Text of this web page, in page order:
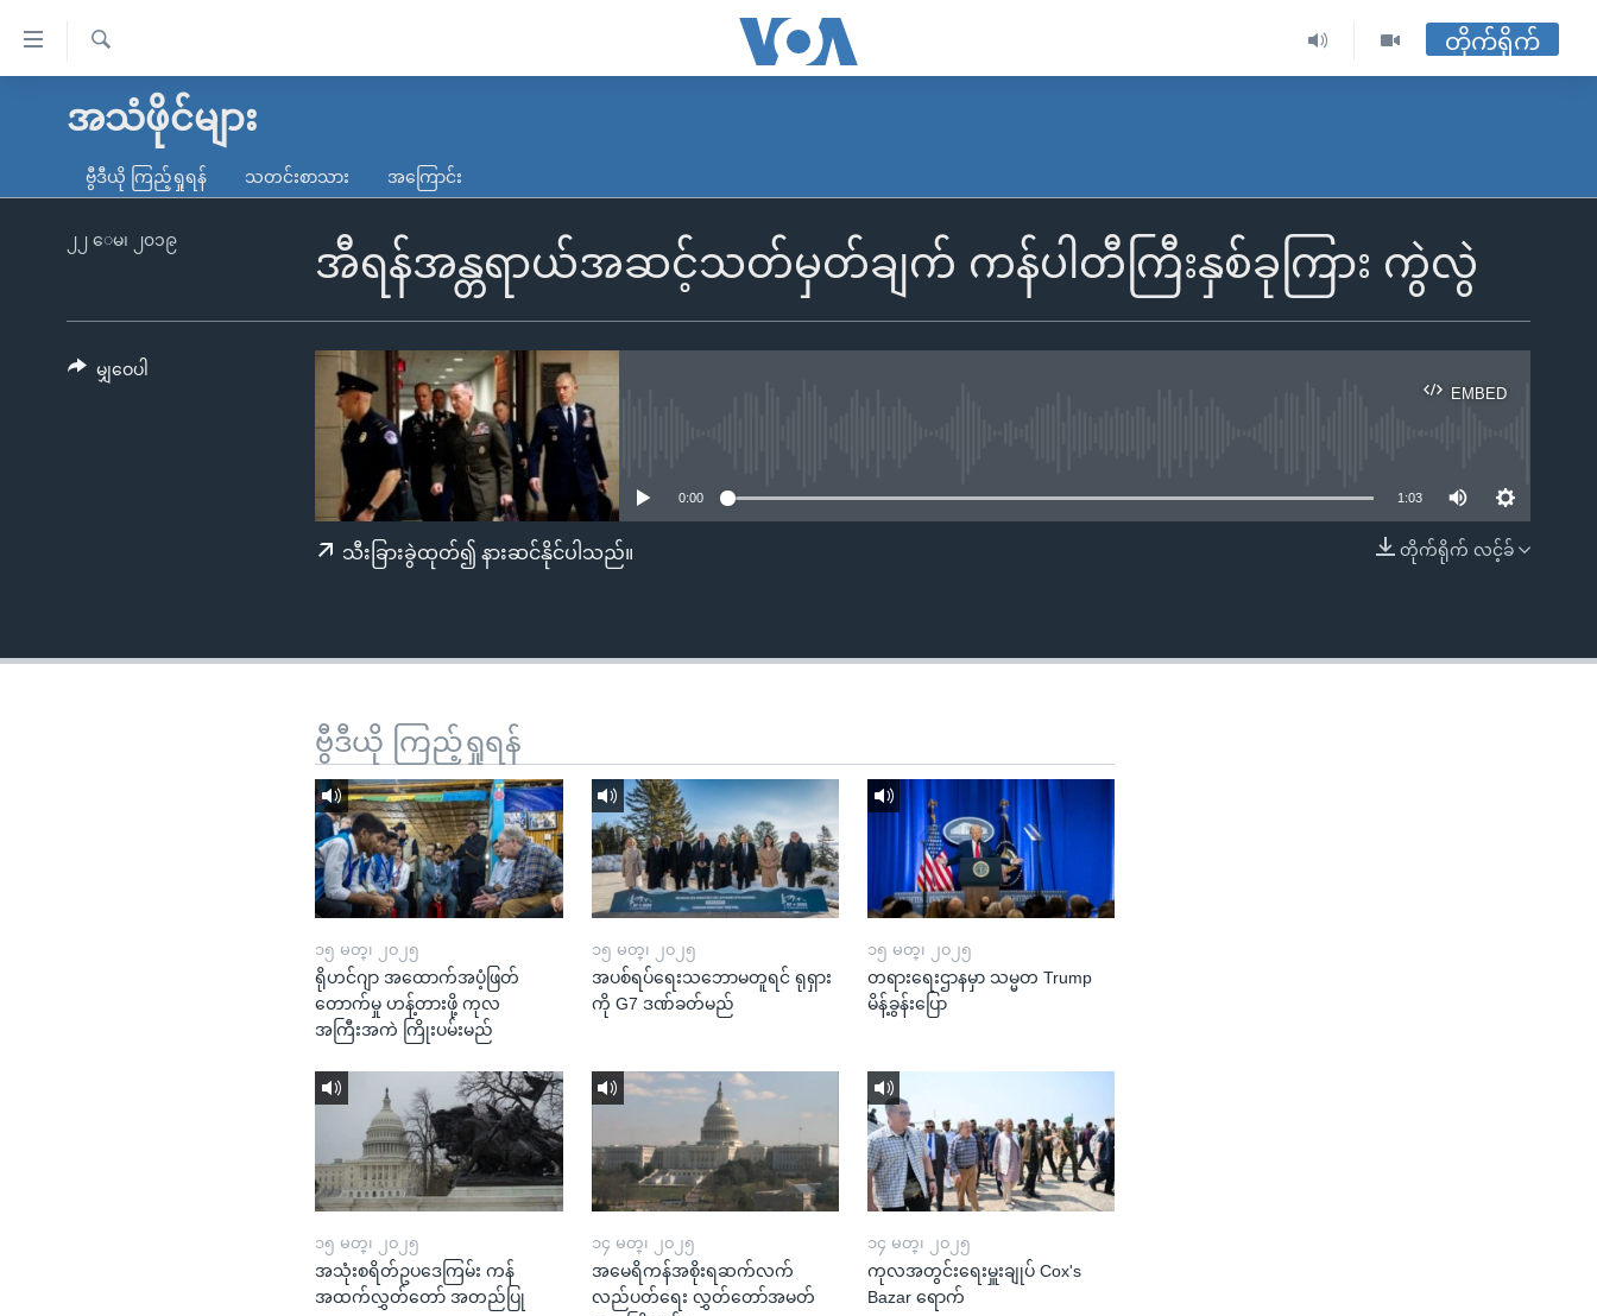
လွယ်ကူ
သည့်
ကျော်
မူလစာမျက်နှာ
ကမ္ဘာ့သတင်းများ
နိုင်ငံတကာ
တရုတ်
အစ္စရေး-ပါလက်စတိုင်း
ရပ်ဝန်းတခု လမ်းတခု အလွန်
အင်္ဂလိပ်စာလေ့လာမယ်
ရ
တိုက်ရိုက်
အသံဖိုင်များ
ဗွီဒီယို ကြည့်ရှုရန် သတင်းစာသား အကြောင်း
အီရန်အန္တရာယ်အဆင့်သတ်မှတ်ချက် ကန်ပါတီကြီးနှစ်ခုကြား ကွဲလွဲ
၂၂ ေမ၊ ၂၀၁၉
EMBED
EMBED
0:00 1:03
တိုက်ရိုက် လင့်ခ်
သီးခြားခွဲထုတ်၍ နားဆင်နိုင်ပါသည်။
မျှဝေပါ
ဗွီဒီယို ကြည့်ရှုရန်
၁၅ မတ္၊ ၂၀၂၅
ရိုဟင်ဂျာ အထောက်အပံ့ဖြတ်
တောက်မှု ဟန့်တားဖို့ ကုလ
အကြီးအကဲ ကြိုးပမ်းမည်
၁၅ မတ္၊ ၂၀၂၅
အပစ်ရပ်ရေးသဘောမတူရင် ရုရှား
ကို G7 ဒဏ်ခတ်မည်
၁၅ မတ္၊ ၂၀၂၅
တရားရေးဌာနမှာ သမ္မတ Trump
မိန့်ခွန်းပြော
၁၅ မတ္၊ ၂၀၂၅
အသုံးစရိတ်ဥပဒေကြမ်း ကန်
အထက်လွှတ်တော် အတည်ပြု
၁၄ မတ္၊ ၂၀၂၅
အမေရိကန်အစိုးရဆက်လက်
လည်ပတ်ရေး လွှတ်တော်အမတ်
၁၄ မတ္၊ ၂၀၂၅
ကုလအတွင်းရေးမှူးချုပ် Cox's
Bazar ရောက်